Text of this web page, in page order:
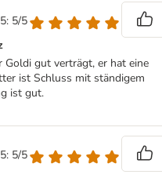
5/5
gut verträgt, er hat eine
ist Schluss mit ständigem
ist gut.
5/5